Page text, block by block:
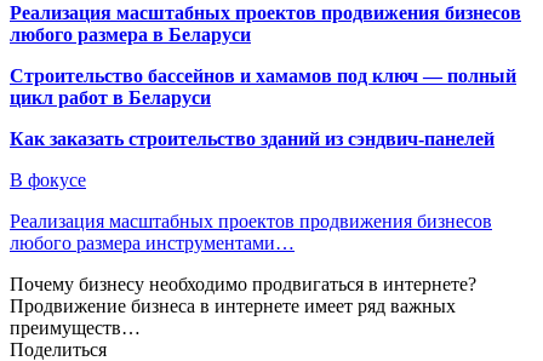
Реализация масштабных проектов продвижения бизнесов
любого размера в Беларуси
Строительство бассейнов и хамамов под ключ — полный
цикл работ в Беларуси
Как заказать строительство зданий из сэндвич-панелей
В фокусе
Реализация масштабных проектов продвижения бизнесов
любого размера инструментами…
Почему бизнесу необходимо продвигаться в интернете?
Продвижение бизнеса в интернете имеет ряд важных
преимуществ…
Поделиться